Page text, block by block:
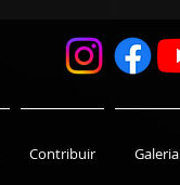
Contribuir Galeria